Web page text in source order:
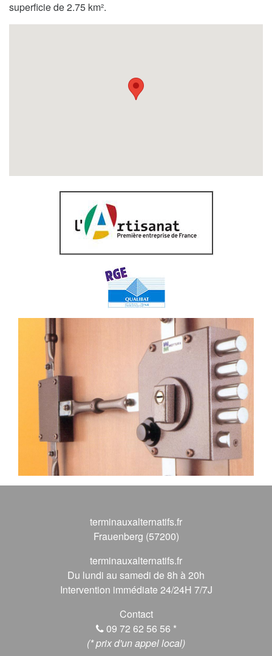
superficie de 2.75 km².
terminauxalternatifs.fr
Frauenberg (57200)
terminauxalternatifs.fr
Du lundi au samedi de 8h à 20h
Intervention immédiate 24/24H 7/7J
Contact
09 72 62 56 56 *
(* prix d'un appel local)